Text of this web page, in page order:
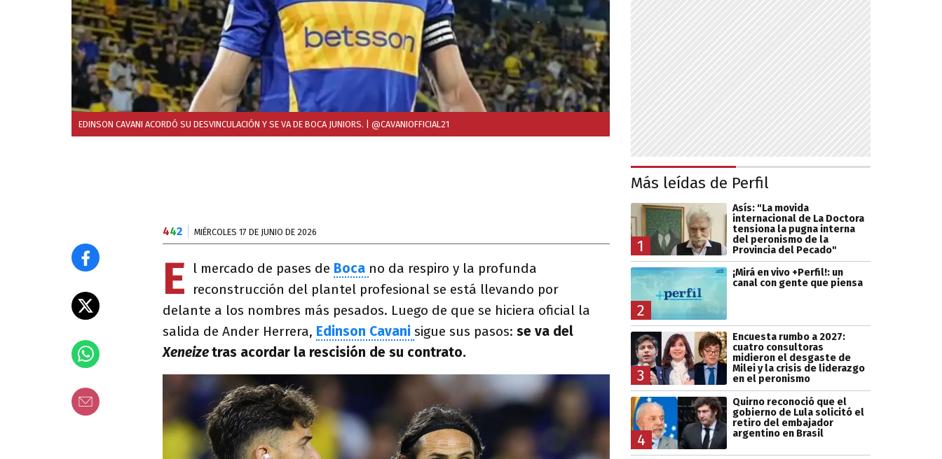
EDINSON CAVANI ACORDÓ SU DESVINCULACIÓN Y SE VA DE BOCA JUNIORS. | @CAVANIOFFICIAL21
442 MIÉRCOLES 17 DE JUNIO DE 2026
E l mercado de pases de Boca no da respiro y la profunda
reconstrucción del plantel profesional se está llevando por
delante a los nombres más pesados. Luego de que se hiciera oficial la
salida de Ander Herrera, Edinson Cavani sigue sus pasos: se va del
Xeneizetras acordar la rescisión de su contrato.
Más leídas de Perfil
1
Asís: "La movida
internacional de La Doctora
tensiona la pugna interna
del peronismo de la
Provincia del Pecado"
2
¡Mirá en vivo +Perfil!: un
canal con gente que piensa
3
Encuesta rumbo a 2027:
cuatro consultoras
midieron el desgaste de
Milei y la crisis de liderazgo
en el peronismo
4
Quirno reconoció que el
gobierno de Lula solicitó el
retiro del embajador
argentino en Brasil